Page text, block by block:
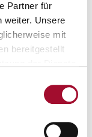
Partner für
weiter. Unsere
mit
bereitgestellt
Quarkella
kg im Sack